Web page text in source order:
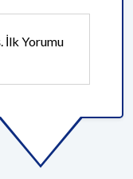
İlk Yorumu